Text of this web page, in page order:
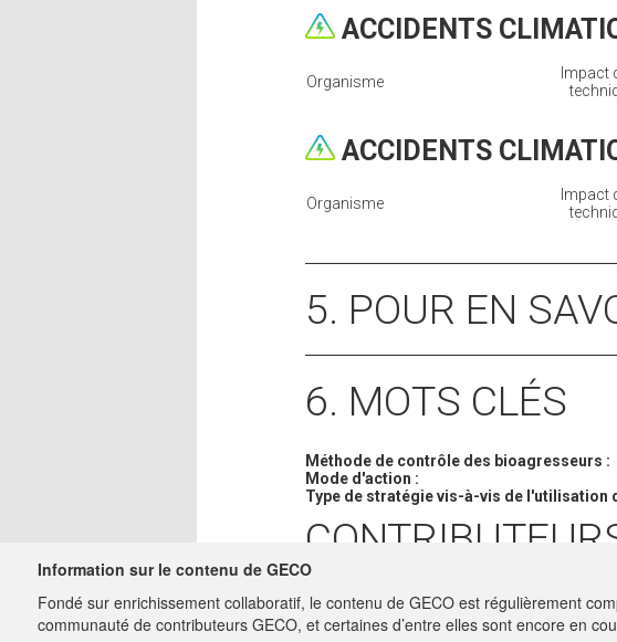
ACCIDENTS
Organisme
Impact
ACCIDENTS
Organisme
Impact
5. POUR EN
6. MOTS CLÉS
Méthode de contrôle des bioagresseurs :
Mode d'action :
Type de stratégie vis-à-vis de l'utilisation
charge-mission -JORDAN.LE-
Information sur le contenu de GECO
Fondé sur enrichissement collaboratif, le contenu de GECO est régulièrement
communauté de contributeurs GECO, et certaines d’entre elles sont encore en